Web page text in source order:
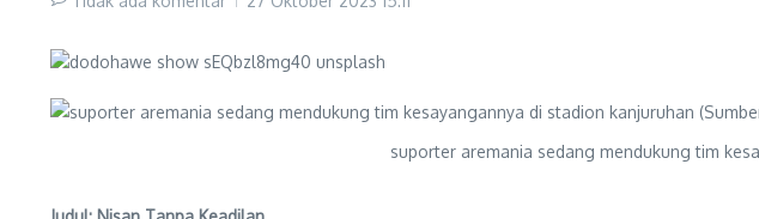
suporter aremania sedang mendukung tim